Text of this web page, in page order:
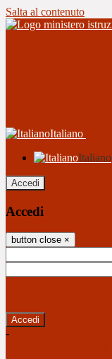
Salta al contenuto
Italiano
Italiano
Accedi
Accedi
button close ×
-